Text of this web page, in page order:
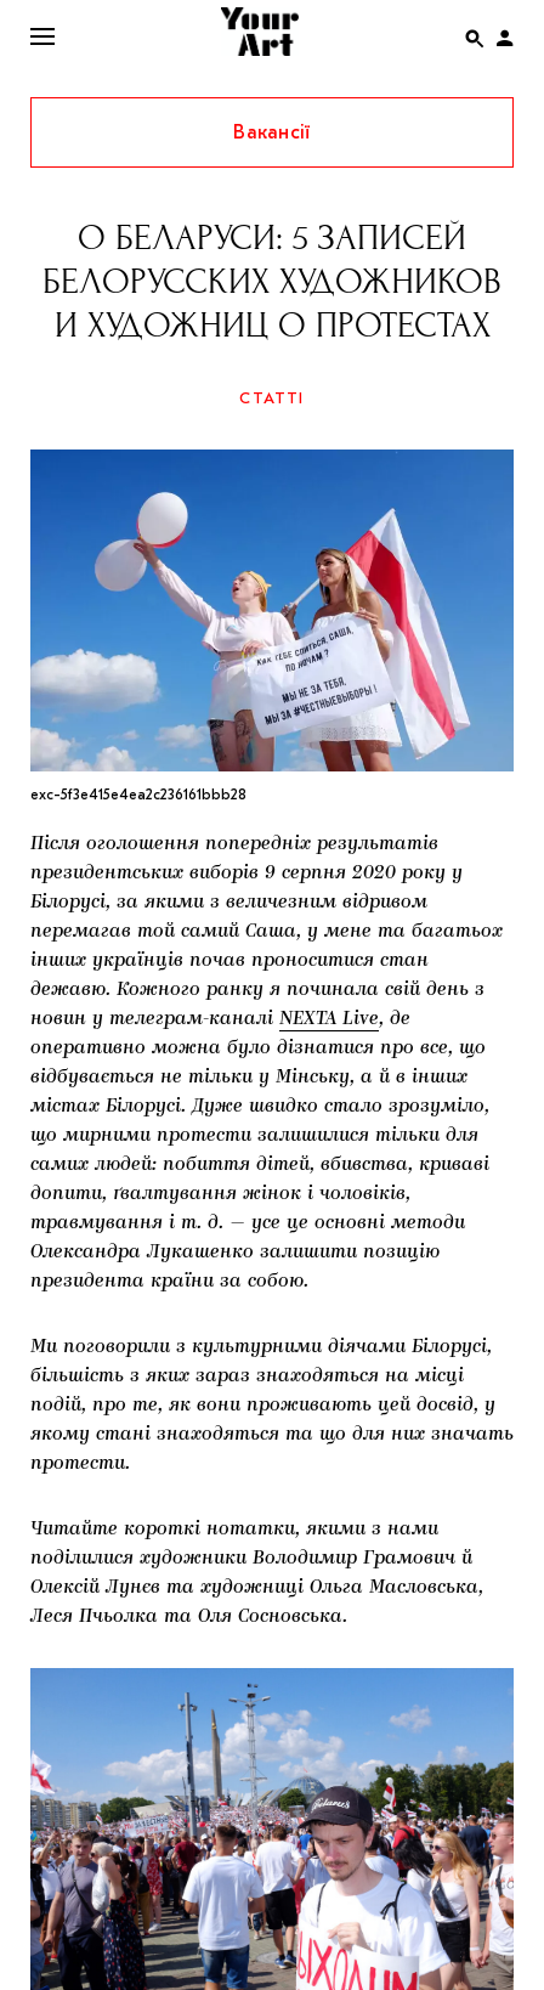
ENG
НОВИНИ
АФІША
ІНТЕРВ’Ю
СТАТТІ
МАРІУПОЛЬСЬКІ МАРГІНАЛІЇ
ДОСЛІДНИЦЬКА ПЛАТФОРМА
ЗАПАЛЕННЯ
CARPATHIAN CULT ПРО РІЗДВЯНІ СВЯТА
Вакансії
О БЕЛАРУСИ: 5 ЗАПИСЕЙ
БЕЛОРУССКИХ ХУДОЖНИКОВ
И ХУДОЖНИЦ О ПРОТЕСТАХ
СТАТТІ
exc-5f3e415e4ea2c236161bbb28
Після оголошення попередніх результатів
президентських виборів 9 серпня 2020 року у
Білорусі, за якими з величезним відривом
перемагав той самий Саша, у мене та багатьох
інших українців почав проноситися стан
дежавю. Кожного ранку я починала свій день з
новин у телеграм-каналі NEXTA Live, де
оперативно можна було дізнатися про все, що
відбувається не тільки у Мінську, а й в інших
містах Білорусі. Дуже швидко стало зрозуміло,
що мирними протести залишилися тільки для
самих людей: побиття дітей, вбивства, криваві
допити, ґвалтування жінок і чоловіків,
травмування і т. д. — усе це основні методи
Олександра Лукашенко залишити позицію
президента країни за собою.
Ми поговорили з культурними діячами Білорусі,
більшість з яких зараз знаходяться на місці
подій, про те, як вони проживають цей досвід, у
якому стані знаходяться та що для них значать
протести.
Читайте короткі нотатки, якими з нами
поділилися художники Володимир Грамович й
Олексій Лунєв та художниці Ольга Масловська,
Леся Пчьолка та Оля Сосновська.